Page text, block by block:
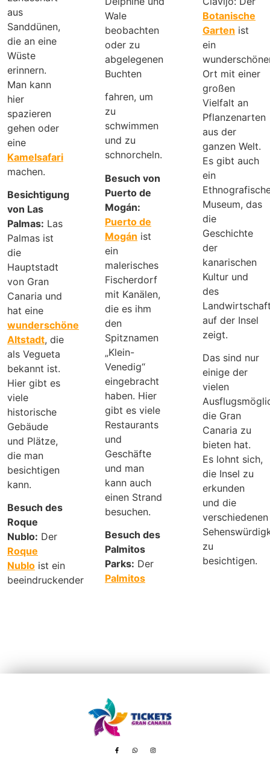
aus
Sanddünen,
die an eine
Wüste
erinnern.
Man kann
hier
spazieren
gehen oder
eine
Kamelsafari
machen.
Besichtigung
von Las
Palmas: Las
Palmas ist
die
Hauptstadt
von Gran
Canaria und
hat eine
wunderschöne
Altstadt, die
als Vegueta
bekannt ist.
Hier gibt es
viele
historische
Gebäude
und Plätze,
die man
besichtigen
kann.
Besuch des
Roque
Nublo: Der
Roque
Nublo ist ein
beeindruckender
Wale
beobachten
oder zu
abgelegenen
Buchten
fahren, um
zu
schwimmen
und zu
schnorcheln.
Besuch von
Puerto de
Mogán:
Puerto de
Mogán ist
ein
malerisches
Fischerdorf
mit Kanälen,
die es ihm
den
Spitznamen
„Klein-
Venedig“
eingebracht
haben. Hier
gibt es viele
Restaurants
und
Geschäfte
und man
kann auch
einen Strand
besuchen.
Besuch des
Palmitos
Parks: Der
Palmitos
Botanische
Garten ist
ein
Ort mit einer
großen
Vielfalt an
Pflanzenarten
aus der
ganzen Welt.
Es gibt auch
ein
Museum, das
die
Geschichte
der
kanarischen
Kultur und
des
auf der Insel
zeigt.
Das sind nur
einige der
vielen
die Gran
Canaria zu
bieten hat.
Es lohnt sich,
die Insel zu
erkunden
und die
verschiedenen
zu
besichtigen.